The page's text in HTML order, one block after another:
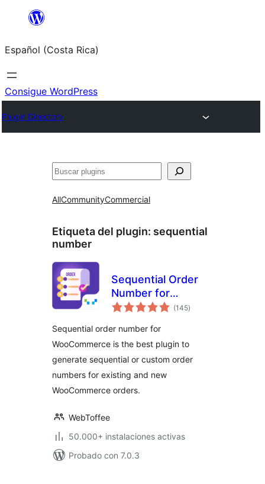
Saltar
contenido
Español (Costa Rica)
Consigue WordPress
Plugin Directory
Buscar
AllCommunityCommercial
Etiqueta del plugin: sequential
number
Sequential Order
Number for
WooCommerce
(145total
de
)
Sequential order number for
WooCommerce is the best plugin to
generate sequential or custom order
numbers for existing and new
WooCommerce orders.
WebToffee
50.000+ instalaciones activas
Probado con 7.0.3